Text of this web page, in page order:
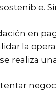
en
la
realiza